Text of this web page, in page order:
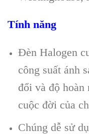
Tính năng
Đèn Halogen
công suất ánh
đổi và độ hoàn
cuộc đời của
Chúng dễ sử